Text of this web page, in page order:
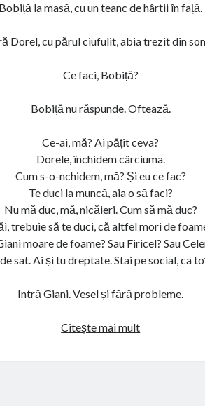
Bobiță la masă, cu un teanc de hârtii în față.
Dorel, cu părul ciufulit, abia trezit din
Ce faci, Bobiță?
Bobiță nu răspunde. Oftează.
Ce-ai, mă? Ai pățit ceva?
Dorele, închidem cârciuma.
Cum s-o-nchidem, mă? Și eu ce fac?
Te duci la muncă, aia o să faci?
Nu mă duc, mă, nicăieri. Cum să mă duc?
trebuie să te duci, că altfel mori de
moare de foame? Sau Firicel? Sau
sat. Ai și tu dreptate. Stai pe social, ca
Intră Giani. Vesel și fără probleme.
Citește mai multScenariu